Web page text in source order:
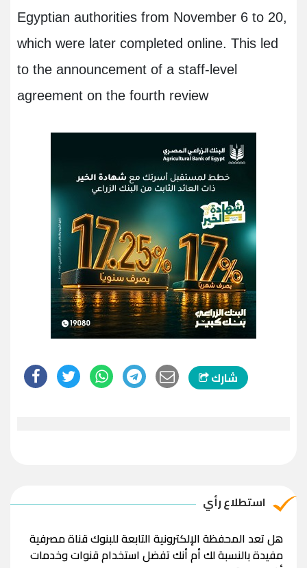
Egyptian authorities from November 6 to 20,
which were later completed online. This led
to the announcement of a staff-level
agreement on the fourth review
شارك
استطلاع رأي
هل تعد المحفظة الإلكترونية التابعة للبنوك قناة مصرفية
مفيدة بالنسبة لك أم أنك تفضل استخدام قنوات وخدمات